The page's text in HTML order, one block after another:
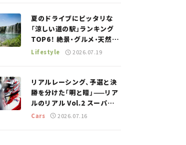
夏のドライブにピッタリな
「涼しい道の駅」ランキング
TOP6！ 絶景・グルメ・天然ク
ーラーなど、避暑におすすめ
Lifestyle 2026.07.19
リアルレーシング、予選と決
勝を分けた「明と暗」——リア
ルのリアル Vol.2 スーパー
GT 2026開幕戦 岡山国際サ
Cars 2026.07.16